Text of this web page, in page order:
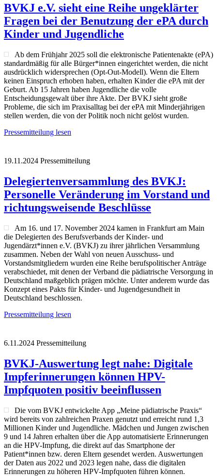
BVKJ e.V. sieht eine Reihe ungeklärter
Fragen bei der Benutzung der ePA durch
Kinder und Jugendliche
Ab dem Frühjahr 2025 soll die elektronische Patientenakte (ePA)
standardmäßig für alle Bürger*innen eingerichtet werden, die nicht
ausdrücklich widersprechen (Opt-Out-Modell). Wenn die Eltern
keinen Einspruch erhoben haben, erhalten Kinder die ePA mit der
Geburt. Ab 15 Jahren haben Jugendliche die volle
Entscheidungsgewalt über ihre Akte. Der BVKJ sieht große
Probleme, die sich im Praxisalltag bei der ePA mit Minderjährigen
stellen werden, die von der Politik noch nicht gelöst wurden.
Pressemitteilung lesen
19.11.2024 Pressemitteilung
Delegiertenversammlung des BVKJ:
Personelle Veränderung im Vorstand und
richtungsweisende Beschlüsse
Am 16. und 17. November 2024 kamen in Frankfurt am Main
die Delegierten des Berufsverbands der Kinder- und
Jugendärzt*innen e.V. (BVKJ) zu ihrer jährlichen Versammlung
zusammen. Neben der Wahl von neuen Ausschuss- und
Vorstandsmitgliedern wurden eine Reihe berufspolitischer Anträge
verabschiedet, mit denen der Verband die pädiatrische Versorgung in
Deutschland maßgeblich prägen möchte. Unter anderem wurde das
Konzept eines Pakts für Kinder- und Jugendgesundheit in
Deutschland beschlossen.
Pressemitteilung lesen
6.11.2024 Pressemitteilung
BVKJ-Auswertung legt nahe: Digitale
Impferinnerungen können HPV-
Impfquoten positiv beeinflussen
Die vom BVKJ entwickelte App „Meine pädiatrische Praxis“
wird bereits von zahlreichen Praxen genutzt und erreicht rund 1,3
Millionen Kinder und Jugendliche. Mädchen und Jungen zwischen
9 und 14 Jahren erhalten über die App automatisierte Erinnerungen
an die HPV-Impfung, die direkt auf das Smartphone der
Patient*innen bzw. deren Eltern gesendet werden. Auswertungen
der Daten aus 2022 und 2023 legen nahe, dass die digitalen
Erinnerungen zu höheren HPV-Impfquoten führen können.